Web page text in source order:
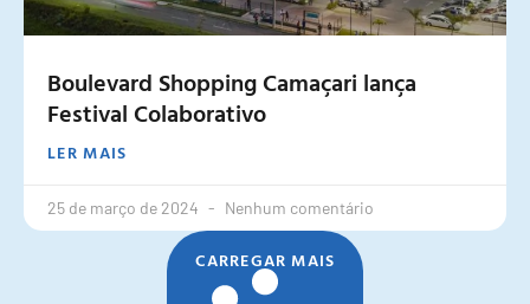
Boulevard Shopping Camaçari lança
Festival Colaborativo
LER MAIS
25 de março de 2024 Nenhum comentário
CARREGAR MAIS